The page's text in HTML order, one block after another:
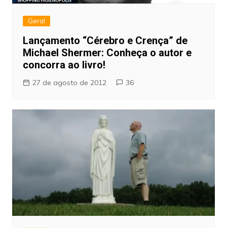
Geral
Lançamento “Cérebro e Crença” de
Michael Shermer: Conheça o autor e
concorra ao livro!
27 de agosto de 2012 36